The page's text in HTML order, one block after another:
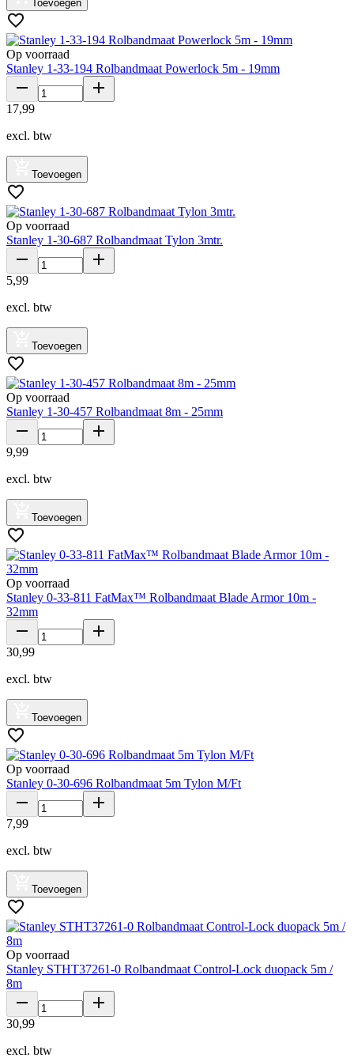
Toevoegen
Op voorraad
Stanley 1-33-194 Rolbandmaat Powerlock 5m - 19mm
17,99
excl. btw
Toevoegen
Op voorraad
Stanley 1-30-687 Rolbandmaat Tylon 3mtr.
5,99
excl. btw
Toevoegen
Op voorraad
Stanley 1-30-457 Rolbandmaat 8m - 25mm
9,99
excl. btw
Toevoegen
Op voorraad
Stanley 0-33-811 FatMax™ Rolbandmaat Blade Armor 10m -
32mm
30,99
excl. btw
Toevoegen
Op voorraad
Stanley 0-30-696 Rolbandmaat 5m Tylon M/Ft
7,99
excl. btw
Toevoegen
Op voorraad
Stanley STHT37261-0 Rolbandmaat Control-Lock duopack 5m /
8m
30,99
excl. btw